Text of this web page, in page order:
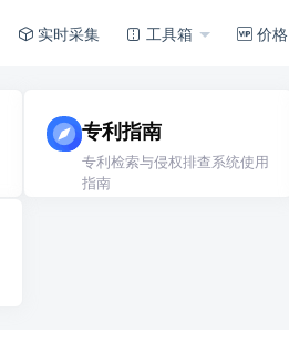
实时采集 工具箱 价格
专利指南
专利检索与侵权排查系统使用
指南